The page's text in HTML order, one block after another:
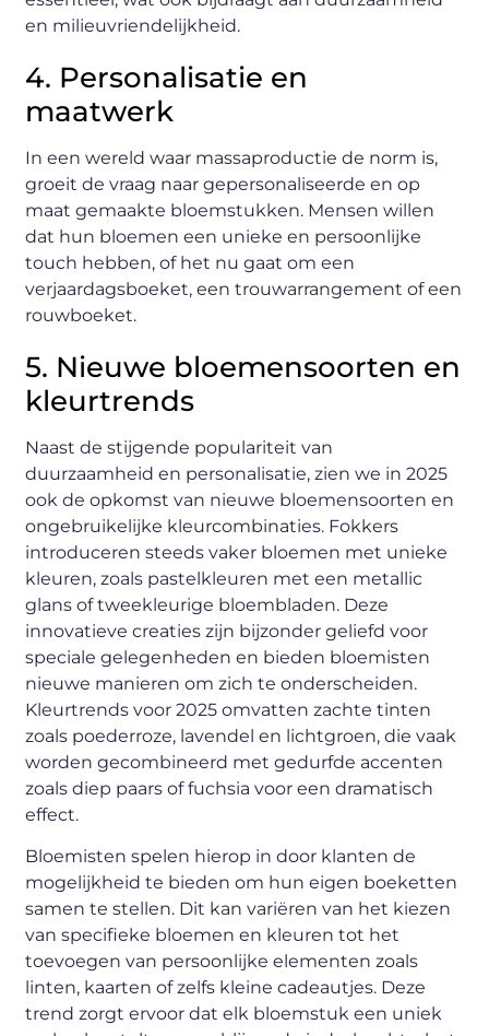
en milieuvriendelijkheid.
4. Personalisatie en
maatwerk
In een wereld waar massaproductie de norm is,
groeit de vraag naar gepersonaliseerde en op
maat gemaakte bloemstukken. Mensen willen
dat hun bloemen een unieke en persoonlijke
touch hebben, of het nu gaat om een
verjaardagsboeket, een trouwarrangement of een
rouwboeket.
5. Nieuwe bloemensoorten en
kleurtrends
Naast de stijgende populariteit van
duurzaamheid en personalisatie, zien we in 2025
ook de opkomst van nieuwe bloemensoorten en
ongebruikelijke kleurcombinaties. Fokkers
introduceren steeds vaker bloemen met unieke
kleuren, zoals pastelkleuren met een metallic
glans of tweekleurige bloembladen. Deze
innovatieve creaties zijn bijzonder geliefd voor
speciale gelegenheden en bieden bloemisten
nieuwe manieren om zich te onderscheiden.
Kleurtrends voor 2025 omvatten zachte tinten
zoals poederroze, lavendel en lichtgroen, die vaak
worden gecombineerd met gedurfde accenten
zoals diep paars of fuchsia voor een dramatisch
effect.
Bloemisten spelen hierop in door klanten de
mogelijkheid te bieden om hun eigen boeketten
samen te stellen. Dit kan variëren van het kiezen
van specifieke bloemen en kleuren tot het
toevoegen van persoonlijke elementen zoals
linten, kaarten of zelfs kleine cadeautjes. Deze
trend zorgt ervoor dat elk bloemstuk een uniek